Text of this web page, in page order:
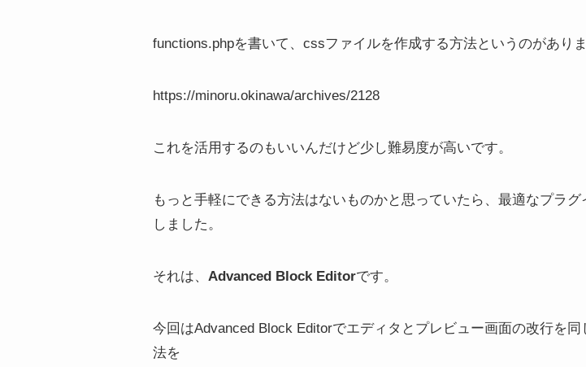
functions.phpを書いて、cssファイルを作成する方法というのがありま
https://minoru.okinawa/archives/2128
これを活用するのもいいんだけど少し難易度が高いです。
もっと手軽にできる方法はないものかと思っていたら、最適なプラグ
しました。
それは、 Advanced Block Editorです。
今回はAdvanced Block Editorでエディタとプレビュー画面の改行を同
法を